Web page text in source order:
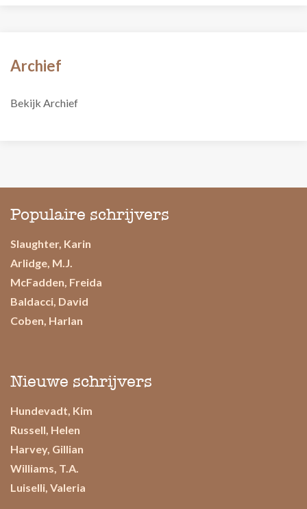
Archief
Bekijk Archief
Populaire schrijvers
Slaughter, Karin
Arlidge, M.J.
McFadden, Freida
Baldacci, David
Coben, Harlan
Nieuwe schrijvers
Hundevadt, Kim
Russell, Helen
Harvey, Gillian
Williams, T.A.
Luiselli, Valeria